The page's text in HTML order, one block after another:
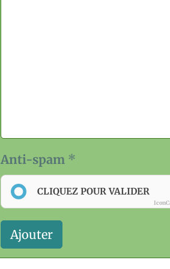
Anti-spam
CLIQUEZ POUR VALIDER
Ajouter